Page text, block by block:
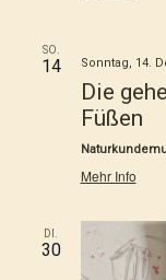
SO.
14 Sonntag, 14.
Die
Füßen
Mehr Info
DI.
30